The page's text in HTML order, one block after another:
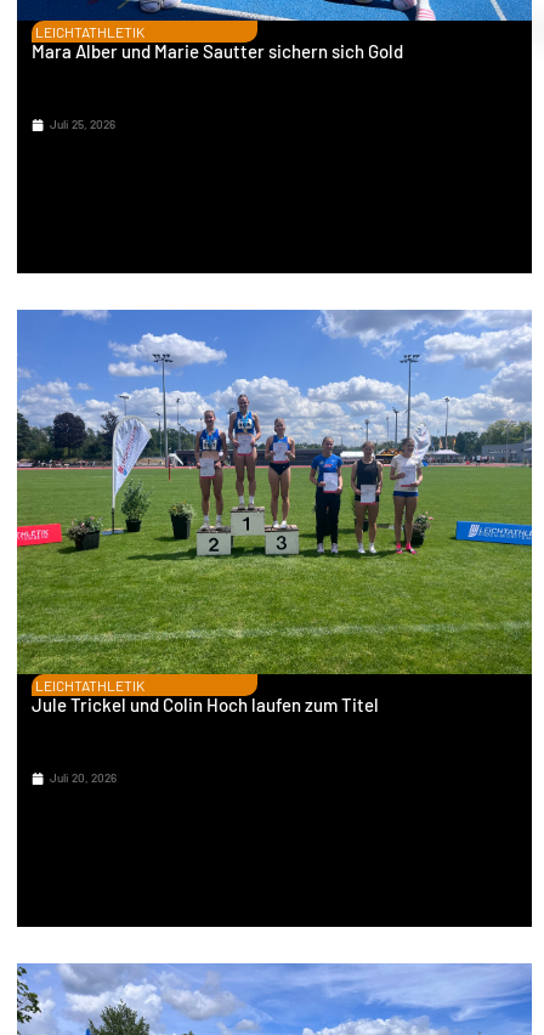
LEICHTATHLETIK
Mara Alber und Marie Sautter sichern sich Gold
Juli 25, 2026
LEICHTATHLETIK
Jule Trickel und Colin Hoch laufen zum Titel
Juli 20, 2026